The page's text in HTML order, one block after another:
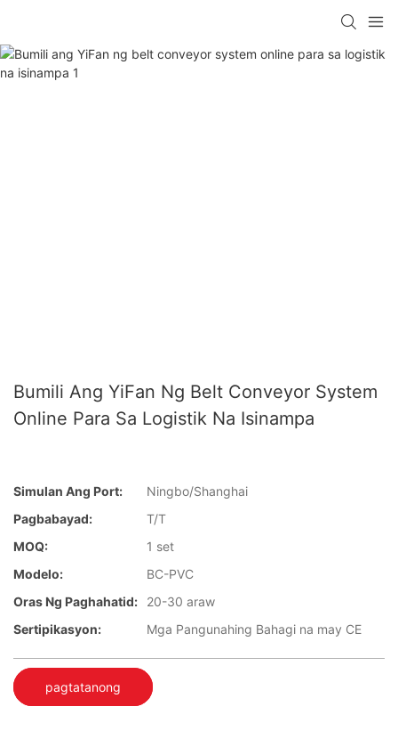
Bumili Ang YiFan Ng Belt Conveyor System
Online Para Sa Logistik Na Isinampa
Simulan Ang Port:
Ningbo/Shanghai
Pagbabayad:
T/T
MOQ:
1 set
Modelo:
BC-PVC
Oras Ng Paghahatid:
20-30 araw
Sertipikasyon:
Mga Pangunahing Bahagi na may CE
pagtatanong